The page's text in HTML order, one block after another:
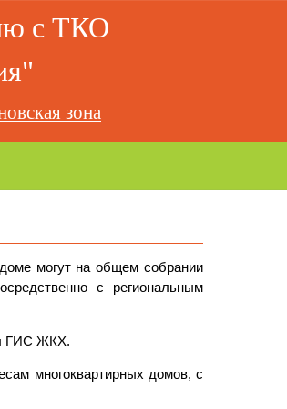
с ТКО
зона
могут на общем собрании
с региональным
ГИС ЖКХ.
многоквартирных домов, с